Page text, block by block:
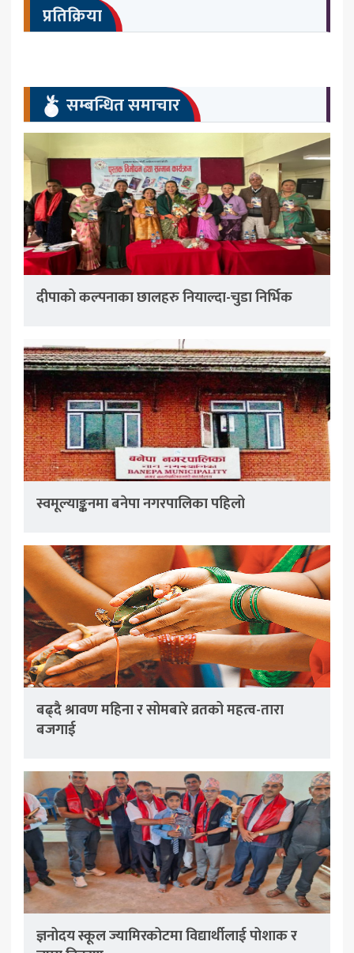
प्रतिक्रिया
सम्बन्धित समाचार
दीपाको कल्पनाका छालहरु नियाल्दा-चुडा निर्भिक
स्वमूल्याङ्कनमा बनेपा नगरपालिका पहिलो
बढ्दै श्रावण महिना र सोमबारे व्रतको महत्व-तारा
बजगाई
ज्ञनोदय स्कूल ज्यामिरकोटमा विद्यार्थीलाई पोशाक र